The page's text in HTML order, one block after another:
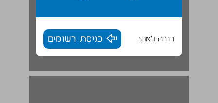
חזרה לאתר כניסת רשומים